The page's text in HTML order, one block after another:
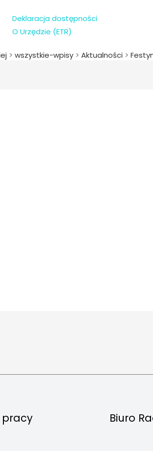
Deklaracja dostępności
O Urzędzie (ETR)
> wszystkie-wpisy > Aktualności >
pracy Biuro